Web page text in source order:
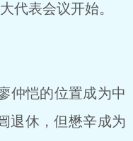
代表会议开始。
仲恺的位置成为中
退休，但懋辛成为